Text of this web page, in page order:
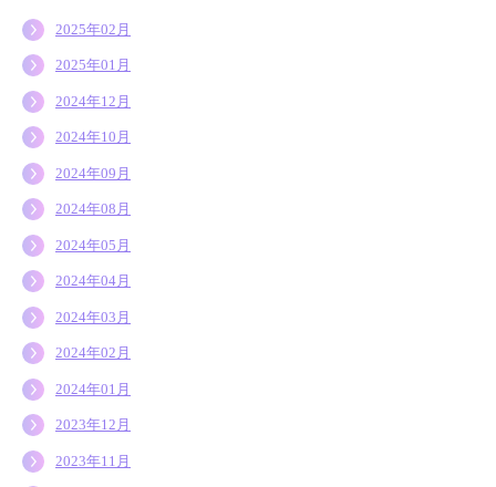
2025年02月
2025年01月
2024年12月
2024年10月
2024年09月
2024年08月
2024年05月
2024年04月
2024年03月
2024年02月
2024年01月
2023年12月
2023年11月